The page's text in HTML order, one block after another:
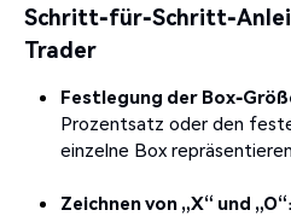
Schritt-für-Schritt-
Trader
Festlegung der Box-
Prozentsatz oder den
einzelne Box
Zeichnen von „X“ und „O“: